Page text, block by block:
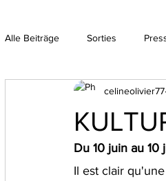
Alle Beiträge Sorties
celineolivier77
Du 10 juin au 10
Il est clair